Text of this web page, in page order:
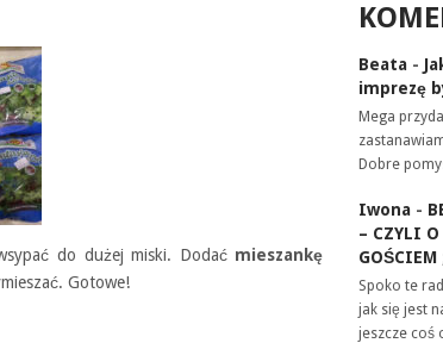
do dużej miski. Dodać mieszankę
Gotowe!
Beata -
imprezę
Mega
Dobre
Iwona -
– CZYLI
GOŚCIEM
Spoko te
jak się jest
jeszcze coś